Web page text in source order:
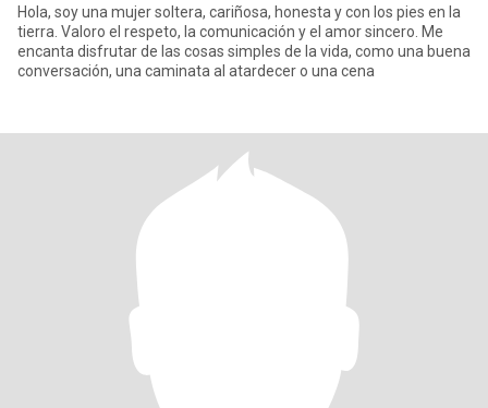
Hola, soy una mujer soltera, cariñosa, honesta y con los pies en la
tierra. Valoro el respeto, la comunicación y el amor sincero. Me
encanta disfrutar de las cosas simples de la vida, como una buena
conversación, una caminata al atardecer o una cena